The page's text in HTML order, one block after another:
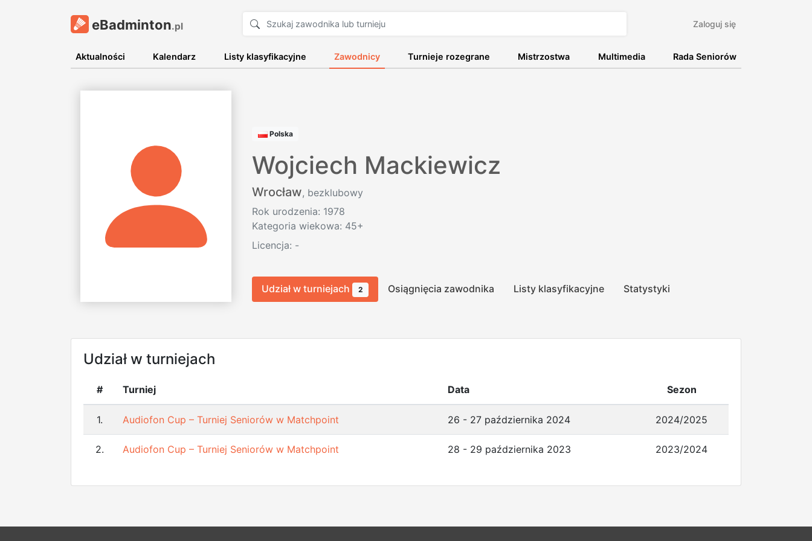
eBadminton.pl Zaloguj się
Aktualności Kalendarz Listy klasyfikacyjne Zawodnicy Turnieje rozegrane Mistrzostwa Multimedia Rada Seniorów
Polska
Wojciech Mackiewicz
Wrocław, bezklubowy
Rok urodzenia: 1978
Kategoria wiekowa: 45+
Licencja: -
Udział w turniejach 2 Osiągnięcia zawodnika Listy klasyfikacyjne Statystyki
Udział w turniejach
# Turniej Data Sezon
1. Audiofon Cup – Turniej Seniorów w Matchpoint 26 - 27 października 2024 2024/2025
2. Audiofon Cup – Turniej Seniorów w Matchpoint 28 - 29 października 2023 2023/2024